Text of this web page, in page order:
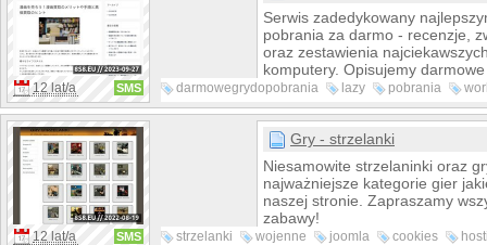
są dostępne w modelu
Play). Zobacz więcej na nasz
Google Plus oraz Facebooku.
12 lat/a SMS
Serwis zadedykowany
pobrania za darmo - recenzje,
oraz zestawienia
komputery. Opisujemy
wielu gatunków: MMORPG,
wyścigowe, strzelanki, gry
wiele innych. Każdy posiadacz
powinien odwiedzić naszą
na Facebooku, Google Plus lub
darmowegrydopobrania lazy pobrania
srcset
star sizes
12 lat/a SMS
Gry - strzelanki
Niesamowite strzelaninki oraz
najważniejsze kategorie gier
naszej stronie. Zapraszamy
zabawy!
strzelanki wojenne joomla cookies